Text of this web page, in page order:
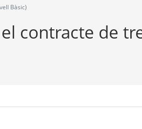
Bàsic)
contracte de